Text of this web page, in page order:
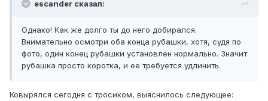
escander сказал:
Однако! Как же долго ты до него добирался.
Внимательно осмотри оба конца рубашки, хотя, судя по
фото, один конец рубашки установлен нормально. Значит
рубашка просто коротка, и ее требуется удлинить.
Ковырялся сегодня с тросиком, выяснилось следующее: